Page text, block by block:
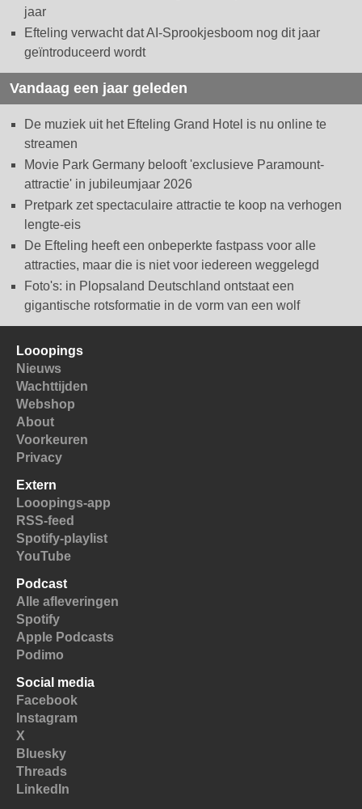
jaar
Efteling verwacht dat AI-Sprookjesboom nog dit jaar
geïntroduceerd wordt
Vandaag een jaar geleden
De muziek uit het Efteling Grand Hotel is nu online te
streamen
Movie Park Germany belooft 'exclusieve Paramount-
attractie' in jubileumjaar 2026
Pretpark zet spectaculaire attractie te koop na verhogen
lengte-eis
De Efteling heeft een onbeperkte fastpass voor alle
attracties, maar die is niet voor iedereen weggelegd
Foto's: in Plopsaland Deutschland ontstaat een
gigantische rotsformatie in de vorm van een wolf
Looopings
Nieuws
Wachttijden
Webshop
About
Voorkeuren
Privacy
Extern
Looopings-app
RSS-feed
Spotify-playlist
YouTube
Podcast
Alle afleveringen
Spotify
Apple Podcasts
Podimo
Social media
Facebook
Instagram
X
Bluesky
Threads
LinkedIn